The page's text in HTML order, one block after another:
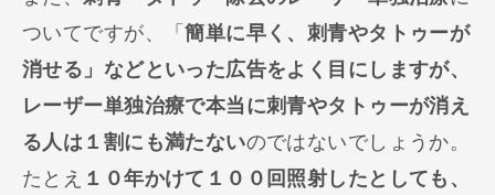
ついてですが、「簡単に早く、刺青やタトゥーが
消せる」などといった広告をよく目にしますが、
レーザー単独治療で本当に刺青やタトゥーが消え
る人は１割にも満たないのではないでしょうか。
たとえ １０年かけて１００回照射したとしても、